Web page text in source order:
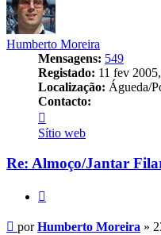
Humberto Moreira
Mensagens: 549
Registado: 11 fev
Localização: Águeda/
Contacto:
Humberto
Moreira
Sítio web
Re: Almoço/Jantar
Mensagem
porHumberto Moreira »